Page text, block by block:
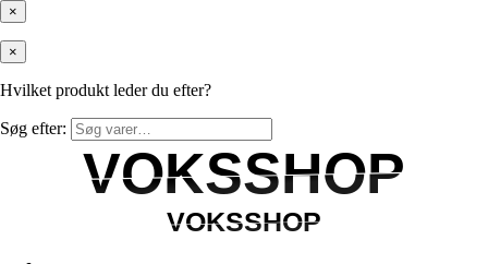
×
×
Hvilket produkt leder du efter?
Søg efter:
VOKSSHOP
VOKSSHOP
VOKSSHOP
VOKSSHOP